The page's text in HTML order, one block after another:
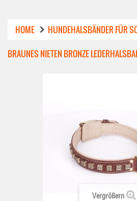
HOME
HUNDEHALSBÄNDER FÜR
BRAUNES NIETEN BRONZE
Vergrößern